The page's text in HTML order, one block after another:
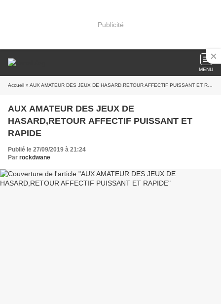
Publicité
MENU
Accueil » AUX AMATEUR DES JEUX DE HASARD,RETOUR AFFECTIF PUISSANT ET RAPIDE
AUX AMATEUR DES JEUX DE
HASARD,RETOUR AFFECTIF PUISSANT ET
RAPIDE
Publié le 27/09/2019 à 21:24
Par rockdwane